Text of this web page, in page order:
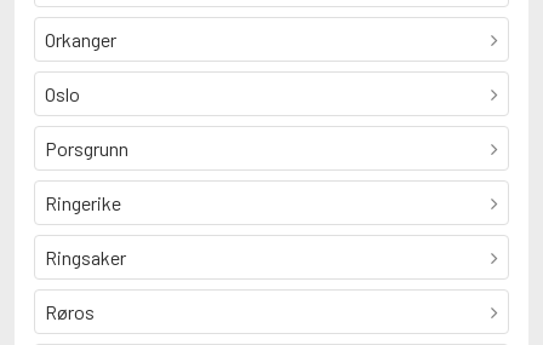
Orkanger
Oslo
Porsgrunn
Ringerike
Ringsaker
Røros